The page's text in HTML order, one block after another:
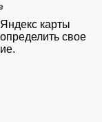
карты
свое